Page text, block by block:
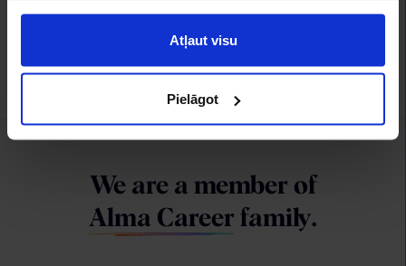
Atļaut visu
Pielāgot
Alma Career Latvia:
Visidarbi.lv Algas.lv
Izstrāde
We are a member of
Alma Career family.